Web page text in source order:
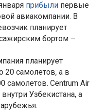
прибыли первые
авиакомпании. В
планирует
бортом –
планирует
20 самолетов, а в
самолетов. Centrum Air
Узбекистана, а